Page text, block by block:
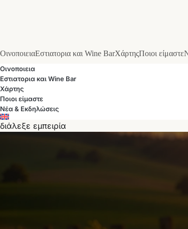
ΟινοποιειαΕστιατορια και Wine BarΧάρτηςΠοιοι είμαστε
Οινοποιεια
Εστιατορια και Wine Bar
Χάρτης
Ποιοι είμαστε
Νέα & Εκδηλώσεις
διάλεξε εμπειρία